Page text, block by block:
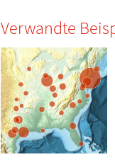
Verwandte